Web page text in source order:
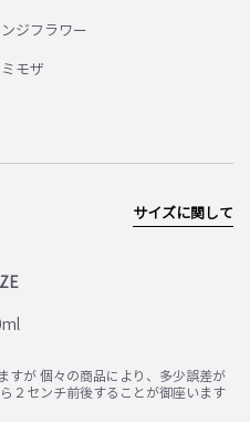
ジフラワー
モザ
サイズに関して
すが 個々の商品により、多少誤差が
２センチ前後することが御座います